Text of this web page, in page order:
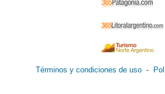
Términos y condiciones de uso -